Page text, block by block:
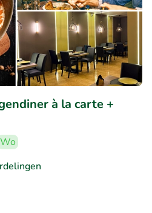
à la carte +
Wo